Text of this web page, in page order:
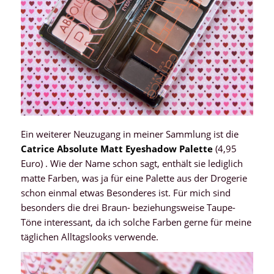
Ein weiterer Neuzugang in meiner Sammlung ist die
Catrice Absolute Matt Eyeshadow Palette(4,95
Euro) . Wie der Name schon sagt, enthält sie lediglich
matte Farben, was ja für eine Palette aus der Drogerie
schon einmal etwas Besonderes ist. Für mich sind
besonders die drei Braun- beziehungsweise Taupe-
Töne interessant, da ich solche Farben gerne für meine
täglichen Alltagslooks verwende.